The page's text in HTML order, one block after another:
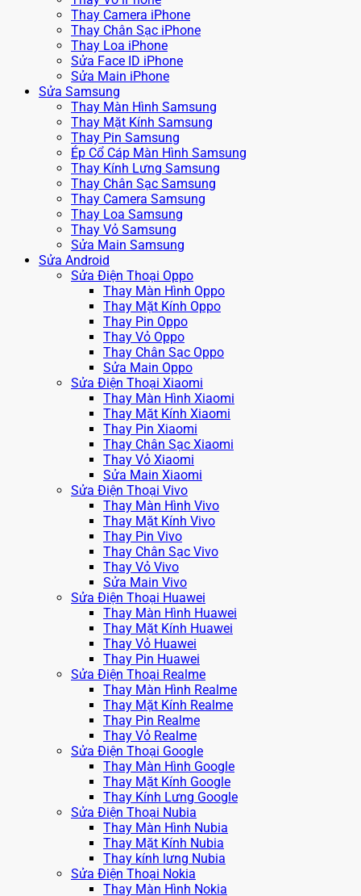
Thay Camera iPhone
Thay Chân Sạc iPhone
Thay Loa iPhone
Sửa Face ID iPhone
Sửa Main iPhone
Sửa Samsung
Thay Màn Hình Samsung
Thay Mặt Kính Samsung
Thay Pin Samsung
Ép Cổ Cáp Màn Hình Samsung
Thay Kính Lưng Samsung
Thay Chân Sạc Samsung
Thay Camera Samsung
Thay Loa Samsung
Thay Vỏ Samsung
Sửa Main Samsung
Sửa Android
Sửa Điện Thoại Oppo
Thay Màn Hình Oppo
Thay Mặt Kính Oppo
Thay Pin Oppo
Thay Vỏ Oppo
Thay Chân Sạc Oppo
Sửa Main Oppo
Sửa Điện Thoại Xiaomi
Thay Màn Hình Xiaomi
Thay Mặt Kính Xiaomi
Thay Pin Xiaomi
Thay Chân Sạc Xiaomi
Thay Vỏ Xiaomi
Sửa Main Xiaomi
Sửa Điện Thoại Vivo
Thay Màn Hình Vivo
Thay Mặt Kính Vivo
Thay Pin Vivo
Thay Chân Sạc Vivo
Thay Vỏ Vivo
Sửa Main Vivo
Sửa Điện Thoại Huawei
Thay Màn Hình Huawei
Thay Mặt Kính Huawei
Thay Vỏ Huawei
Thay Pin Huawei
Sửa Điện Thoại Realme
Thay Màn Hình Realme
Thay Mặt Kính Realme
Thay Pin Realme
Thay Vỏ Realme
Sửa Điện Thoại Google
Thay Màn Hình Google
Thay Mặt Kính Google
Thay Kính Lưng Google
Sửa Điện Thoại Nubia
Thay Màn Hình Nubia
Thay Mặt Kính Nubia
Thay kính lưng Nubia
Sửa Điện Thoại Nokia
Thay Màn Hình Nokia